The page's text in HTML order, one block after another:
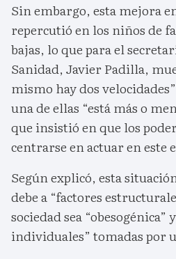
Sin embargo, esta mejora
repercutió en los niños de
bajas, lo que para el
Sanidad, Javier Padilla,
mismo hay dos
una de ellas “está más o
que insistió en que los
centrarse en actuar en este
Según explicó, esta
debe a “factores
sociedad sea “obesogénica”
individuales” tomadas por